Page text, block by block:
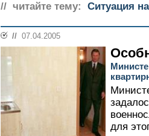
// читайте тему: Ситуация
// 07.04.2005
для